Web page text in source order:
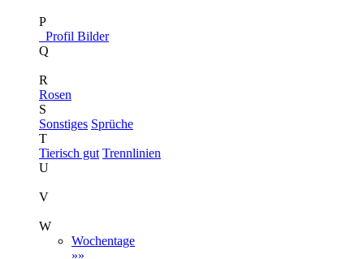
P
Profil Bilder
Q
R
Rosen
S
Sonstiges Sprüche
T
Tierisch gut Trennlinien
U
V
W
Wochentage
»»